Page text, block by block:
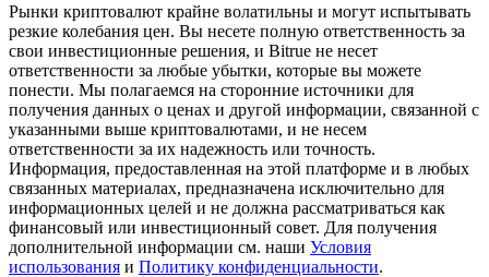
Авто Инвест
Получите долгосрочную прибыль и гибкие проценты
Рынки криптовалют крайне волатильны и могут испытывать
резкие колебания цен. Вы несете полную ответственность за
свои инвестиционные решения, и Bitrue не несет
ответственности за любые убытки, которые вы можете
понести. Мы полагаемся на сторонние источники для
получения данных о ценах и другой информации, связанной с
указанными выше криптовалютами, и не несем
ответственности за их надежность или точность.
Информация, предоставленная на этой платформе и в любых
связанных материалах, предназначена исключительно для
информационных целей и не должна рассматриваться как
финансовый или инвестиционный совет. Для получения
дополнительной информации см. наши Условия
использования и Политику конфиденциальности.